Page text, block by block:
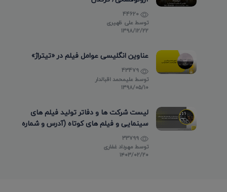
توسطعلی ظهیری
۱۳۹۸/۱۲/۲۲
عناوین انگلیسی عوامل فیلم در «تیتراژ»
توسطعلیمحمد اقبالدار
۱۳۹۸/۰۵/۱۰
لیست شرکت ها و دفاتر تولید فیلم های
سینمایی و فیلم های کوتاه (آدرس و شماره
تماس)
توسط مهرداد غفاری
۱۴۰۳/۰۲/۲۰